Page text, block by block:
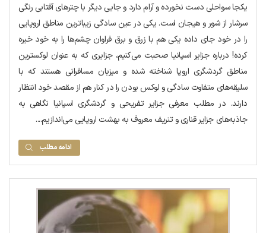
یکجا سواحلی دست نخورده و آرام دارد و جایی دیگر با چترهای آفتابی رنگی
سرشار از شور و هیجان است. یکی در عین سادگی زیباترین مناطق اروپایی
را در خود جای داده یکی هم با زرق و برق فراوان چشم‌ها را به خود خیره
کرده! درباره جزایر اسپانیا صحبت می‌کنیم، جزایری که به عنوان لوکسترین
مناطق گردشگری اروپا شناخته شده و میزبان مسافرانی هستند که با
سلیقه‌های متفاوت سادگی و لوکس بودن را در کنار هم از مقصد خود انتظار
دارند. در مطلب معرفی جزایر تفریحی و گردشگری اسپانیا نگاهی به
جاذبه‌های جزایر قناری و تنریف معروف به بهشت اروپایی می‌اندازیم....
ادامه مطلب